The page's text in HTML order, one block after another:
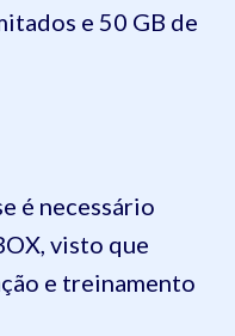
e 50 GB de
é necessário
visto que
e treinamento